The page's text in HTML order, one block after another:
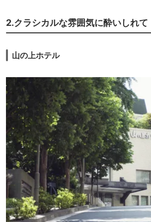
2.クラシカルな雰囲気に酔いしれて
山の上ホテル